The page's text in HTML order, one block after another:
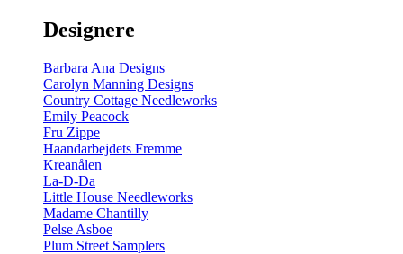
Designere
Barbara Ana Designs
Carolyn Manning Designs
Country Cottage Needleworks
Emily Peacock
Fru Zippe
Haandarbejdets Fremme
Kreanålen
La-D-Da
Little House Needleworks
Madame Chantilly
Pelse Asboe
Plum Street Samplers